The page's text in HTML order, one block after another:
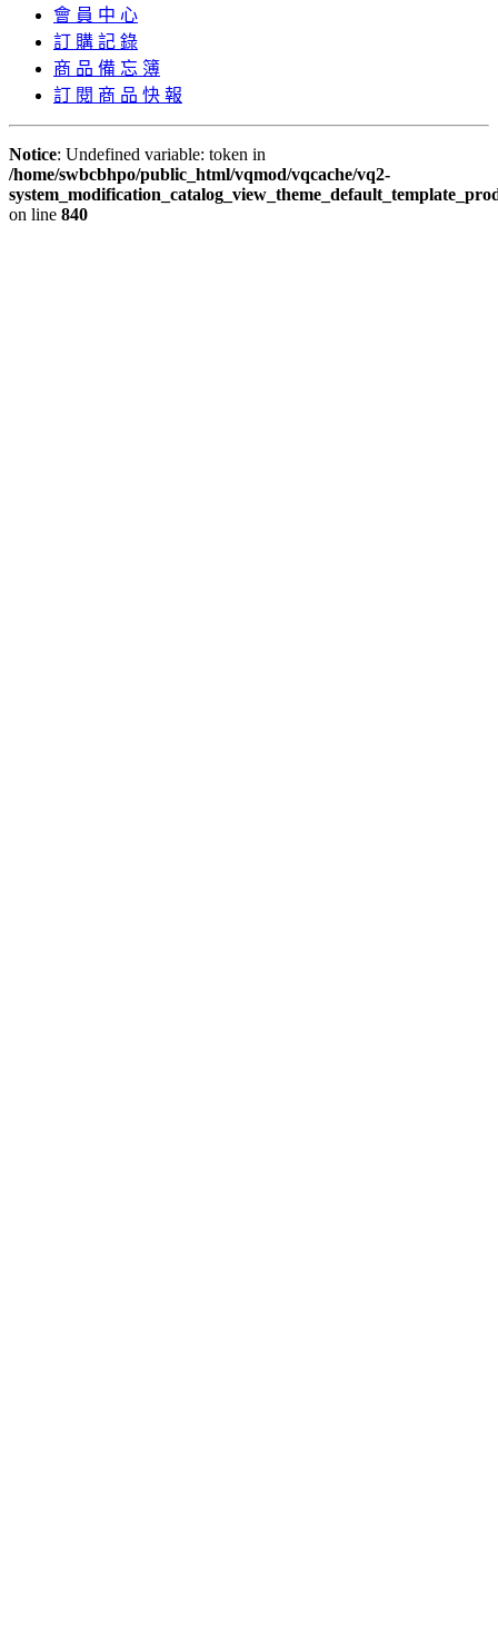
會 員 中 心
訂 購 記 錄
商 品 備 忘 簿
訂 閱 商 品 快 報
Notice: Undefined variable: token in
/home/swbcbhpo/public_html/vqmod/vqcache/vq2-
on line 840